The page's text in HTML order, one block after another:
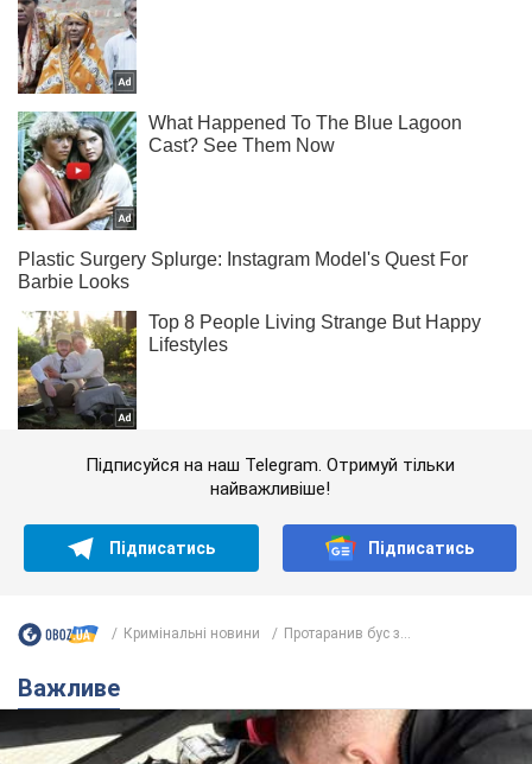
Підписуйся на наш Telegram. Отримуй тільки
найважливіше!
Підписатись Підписатись
Кримінальні новини Протаранив бус з...
Важливе